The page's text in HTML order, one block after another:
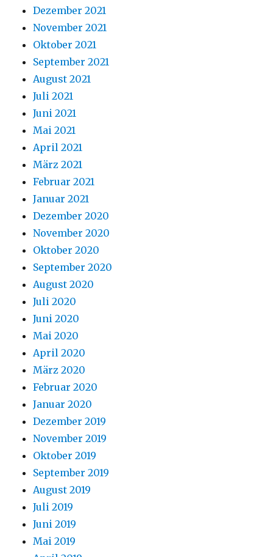
Dezember 2021
November 2021
Oktober 2021
September 2021
August 2021
Juli 2021
Juni 2021
Mai 2021
April 2021
März 2021
Februar 2021
Januar 2021
Dezember 2020
November 2020
Oktober 2020
September 2020
August 2020
Juli 2020
Juni 2020
Mai 2020
April 2020
März 2020
Februar 2020
Januar 2020
Dezember 2019
November 2019
Oktober 2019
September 2019
August 2019
Juli 2019
Juni 2019
Mai 2019